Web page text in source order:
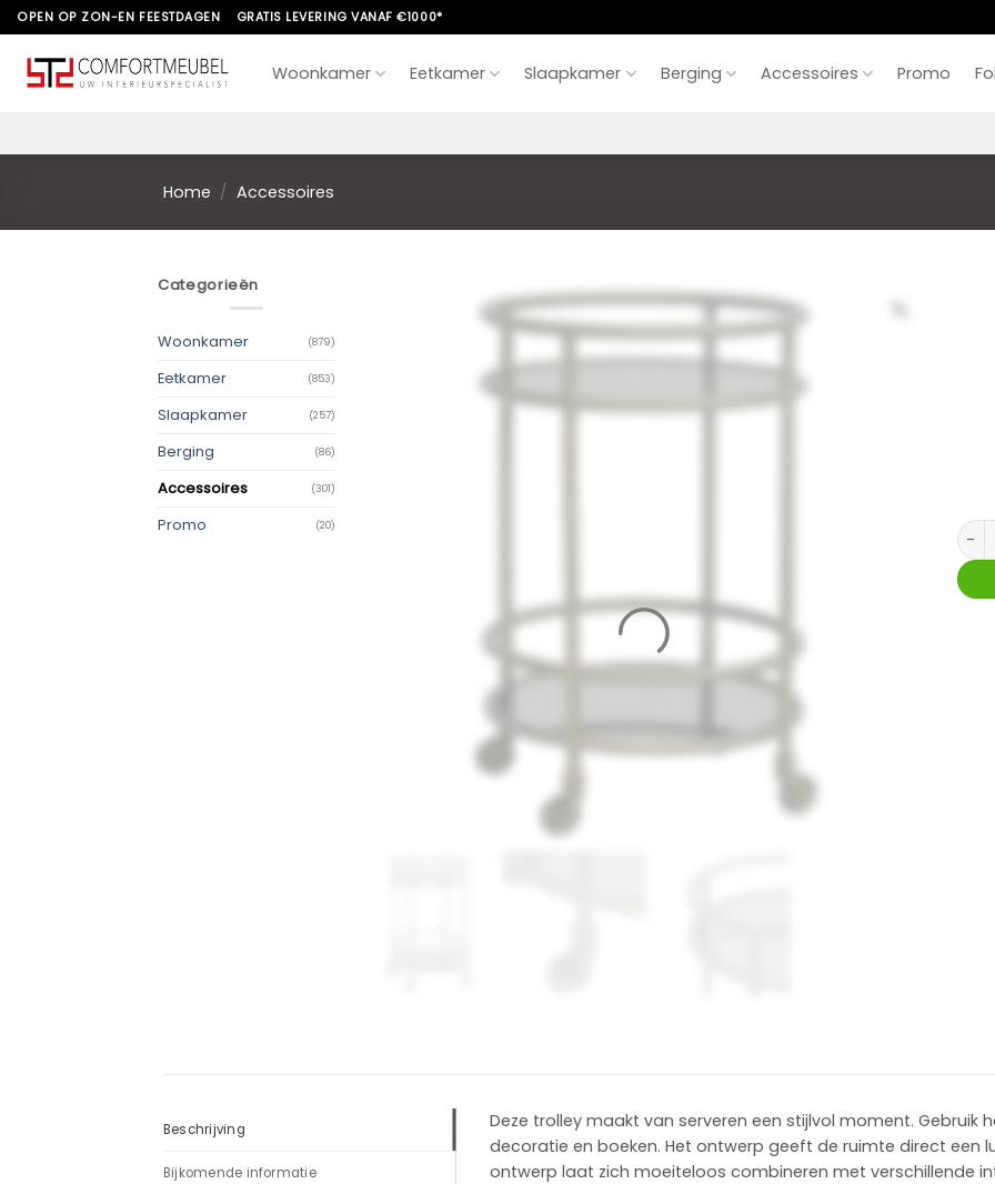
Skip
to
content
OPEN OP ZON-EN FEESTDAGEN GRATIS LEVERING VANAF €1000*
Woonkamer Eetkamer Slaapkamer Berging Accessoires Promo
Home / Accessoires
Categorieën
Woonkamer (879)
Eetkamer (853)
Slaapkamer (257)
Berging (86)
Accessoires (301)
Promo (20)
Beschrijving
Bijkomende informatie
Deze trolley maakt van serveren een stijlvol moment.
decoratie en boeken. Het ontwerp geeft de ruimte direct een
ontwerp laat zich moeiteloos combineren met verschillende